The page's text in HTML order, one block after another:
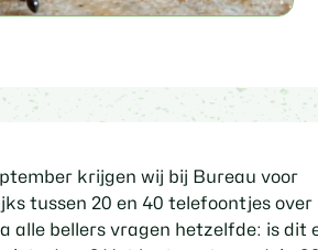
krijgen wij bij Bureau voor
tussen 20 en 40 telefoontjes over
alle bellers vragen hetzelfde: is dit